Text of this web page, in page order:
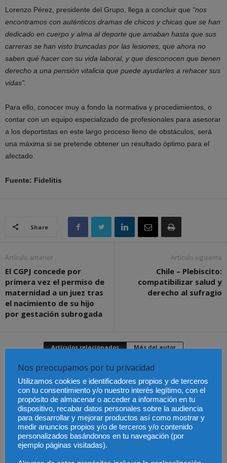
Lorenzo Pérez, presidente del Grupo, llega a concluir que “nos
encontramos con auténticos dramas de chicos y chicas que se han
dedicado en cuerpo y alma al deporte que amaban hasta que sus
carreras se han visto truncadas por las lesiones, que ahora no
saben qué hacer con su vida laboral, y que desconocen que tienen
derecho a una pensión vitalicia que puede ayudarles a rehacer sus
vidas”.
Para ello, conocer muy a fondo la normativa y procedimientos, o
contar con un equipo especializado de profesionales para asesorar
a los deportistas en este largo proceso lleno de obstáculos, será
una máxima si se pretende obtener un resultado óptimo para el
afectado.
Fuente: Fidelitis
Share
Artículo anterior
El CGPJ concede por
primera vez el permiso de
maternidad a un juez tras
el nacimiento de su hijo
por gestación subrogada
Artículo siguiente
Chile – Plebiscito:
compatibilizar salud y
derecho al sufragio
Artículos relacionados Más del autor
Especialización total:
por qué TBF Abogados
es el referente en
derecho laboral en
Málaga
La Abogacía Catalana
alerta del riesgo de que
los cambios en las
plantillas judiciales
comprometan el
funcionamiento de la
Justicia
Los trabajadores de
Groundforce en el
aeropuerto de
Barcelona inician
huelga indefinida:
¿pueden los pasajeros
afectados reclamar
Nos preocupamos por tu privacidad
Utilizamos cookies e identificadores propios y de terceros
con tu consentimiento y/o nuestro interés legítimo, con el
propósito de almacenar o acceder a información en tu
dispositivo, recabar datos personales sobre la audiencia
para desarrollar y mejorar productos así como mostrar y
medir anuncios propios y/o de terceros y/o contenido
personalizados basándonos en tu navegación (por
ejemplo páginas visitadas).